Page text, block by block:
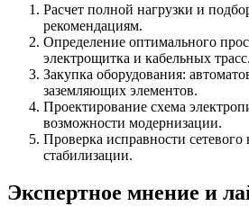
Расчет полной нагрузки и
рекомендациям.
Определение оптимального
электрощитка и кабельных трасс.
Закупка оборудования:
заземляющих элементов.
Проектирование схема
возможности модернизации.
Проверка исправности
стабилизации.
Экспертное мнение и